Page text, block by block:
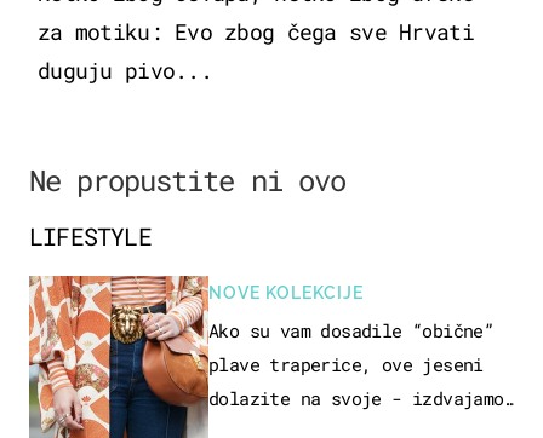
za motiku: Evo zbog čega sve Hrvati
duguju pivo...
Ne propustite ni ovo
LIFESTYLE
NOVE KOLEKCIJE
Ako su vam dosadile “obične”
plave traperice, ove jeseni
dolazite na svoje - izdvajamo